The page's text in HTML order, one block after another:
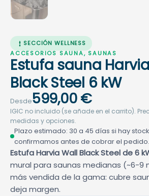
SECCIÓN WELLNESS
ACCESORIOS SAUNA, SAUNAS
Estufa sauna
Black Steel 6 kW
Desde599,00€
IGIC no incluido (se añade en el carrito).
medidas y opciones.
Plazo estimado: 30 a 45 días si hay
confirmamos antes de cobrar el pedido.
Estufa Harvia Wall Black Steel de 6
mural para saunas medianas (~6-9
más vendida de la gama: cubre
deja margen.